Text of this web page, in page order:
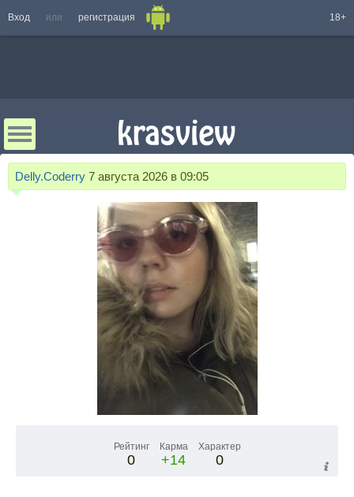
Вход или регистрация 18+
Delly.Coderry 7 августа 2026 в 09:05
Рейтинг
0
Карма
+14
Характер
0